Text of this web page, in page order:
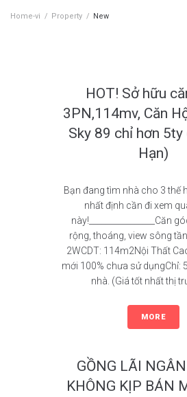
Home-vi / Property / New
HOT! Sở hữu
3PN,114mv, Căn
Sky 89 chỉ hơn
Hạn)
Bạn đang tìm nhà cho 3 thế
nhất định cần đi xem
này!________________Căn
rộng, thoáng, view sông
2WCDT: 114m2Nội Thất
mới 100% chưa sử dụngChỉ:
nhà. (Giá tốt nhất thị
MORE
GỒNG LÃI
KHÔNG KỊP BÁN